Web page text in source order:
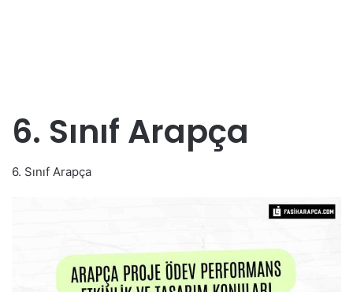
6. Sınıf Arapça
6. Sınıf Arapça